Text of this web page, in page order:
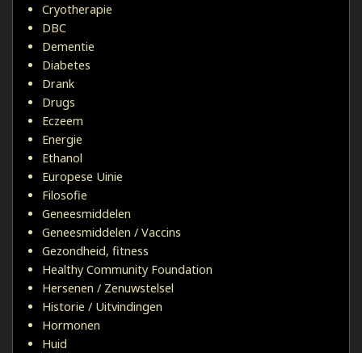
Cryotherapie
DBC
Dementie
Diabetes
Drank
Drugs
Eczeem
Energie
Ethanol
Europese Uinie
Filosofie
Geneesmiddelen
Geneesmiddelen / Vaccins
Gezondheid, fitness
Healthy Community Foundation
Hersenen / Zenuwstelsel
Historie / Uitvindingen
Hormonen
Huid